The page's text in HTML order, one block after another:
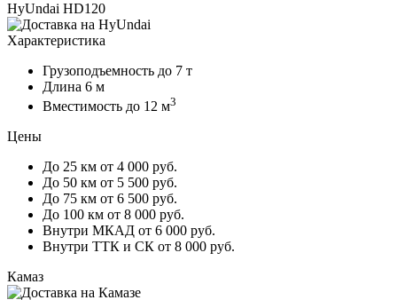
HyUndai HD120
Характеристика
Грузоподъемность до 7 т
Длина 6 м
Вместимость до 12 м3
Цены
До 25 км от 4 000 руб.
До 50 км от 5 500 руб.
До 75 км от 6 500 руб.
До 100 км от 8 000 руб.
Внутри МКАД от 6 000 руб.
Внутри ТТК и СК от 8 000 руб.
Камаз